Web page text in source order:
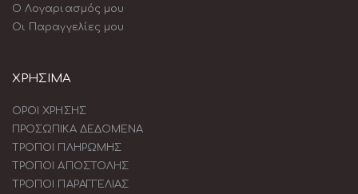
Ο Λογαριασμός μου
Οι Παραγγελίες μου
ΧΡΗΣΙΜΑ
ΟΡΟΙ ΧΡΗΣΗΣ
ΠΡΟΣΩΠΙΚΑ ΔΕΔΟΜΕΝΑ
ΤΡΟΠΟΙ ΠΛΗΡΩΜΗΣ
ΤΡΟΠΟΙ ΑΠΟΣΤΟΛΗΣ
ΤΡΟΠΟΙ ΠΑΡΑΓΓΕΛΙΑΣ